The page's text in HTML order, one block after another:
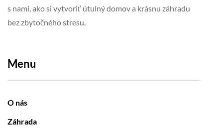
s nami, ako si vytvoriť útulný domov a krásnu záhradu
bez zbytočného stresu.
Menu
O nás
Záhrada